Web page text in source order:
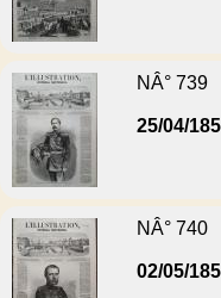
NÂ° 739
25/04/
NÂ° 740
02/05/